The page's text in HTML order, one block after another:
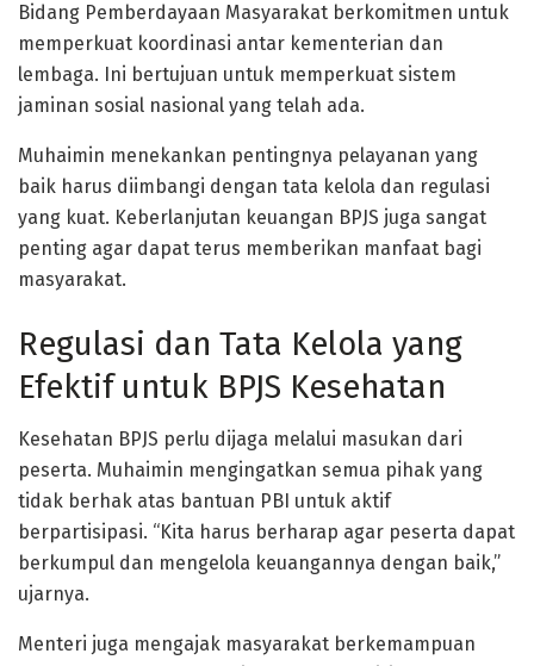
Bidang Pemberdayaan Masyarakat berkomitmen untuk
memperkuat koordinasi antar kementerian dan
lembaga. Ini bertujuan untuk memperkuat sistem
jaminan sosial nasional yang telah ada.
Muhaimin menekankan pentingnya pelayanan yang
baik harus diimbangi dengan tata kelola dan regulasi
yang kuat. Keberlanjutan keuangan BPJS juga sangat
penting agar dapat terus memberikan manfaat bagi
masyarakat.
Regulasi dan Tata Kelola yang
Efektif untuk BPJS Kesehatan
Kesehatan BPJS perlu dijaga melalui masukan dari
peserta. Muhaimin mengingatkan semua pihak yang
tidak berhak atas bantuan PBI untuk aktif
berpartisipasi. “Kita harus berharap agar peserta dapat
berkumpul dan mengelola keuangannya dengan baik,”
ujarnya.
Menteri juga mengajak masyarakat berkemampuan